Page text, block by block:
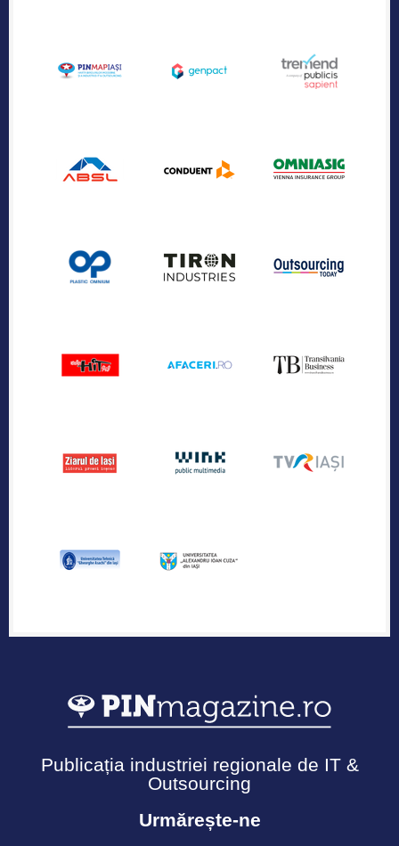
Publicația industriei regionale de IT &
Outsourcing
Urmărește-ne